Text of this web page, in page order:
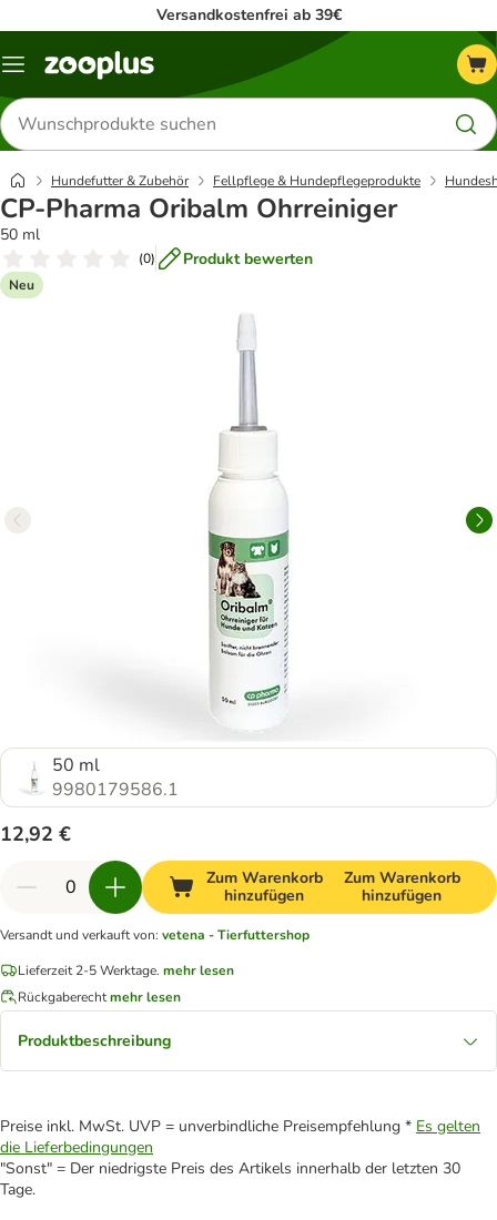
Versandkostenfrei ab 39€
Menü
Produkte
suchen
Hundefutter & Zubehör Fellpflege & Hundepflegeprodukte
CP-Pharma Oribalm Ohrreiniger
50 ml
(0) Produkt bewerten
Neu
50 ml
9980179586.1
12,92 €
Zum Warenkorb
hinzufügen
Zum Warenkorb
hinzufügen
Versandt und verkauft von: vetena - Tierfuttershop
Lieferzeit 2-5 Werktage. mehr lesen
Rückgaberechtmehr lesen
Produktbeschreibung
Preise inkl. MwSt. UVP = unverbindliche Preisempfehlung * Es gelten
die Lieferbedingungen
"Sonst" = Der niedrigste Preis des Artikels innerhalb der letzten 30
Tage.